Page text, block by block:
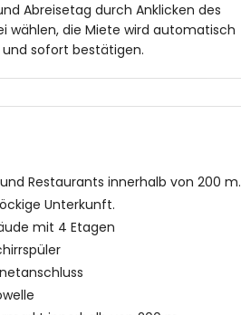
Abreisetag durch Anklicken des
wählen, die Miete wird automatisch
sofort bestätigen.
Restaurants innerhalb von 200 m.
Unterkunft.
mit 4 Etagen